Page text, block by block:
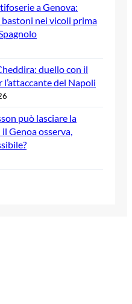
a Genova:
bastoni nei vicoli prima
duello con il
l’attaccante del Napoli
può lasciare la
Genoa osserva,